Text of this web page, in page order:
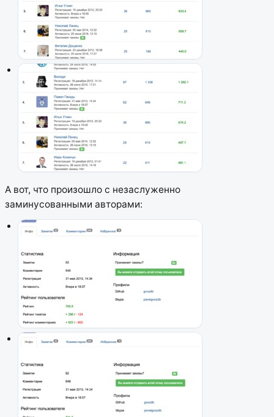
А вот, что произошло с незаслуженно
заминусованными авторами: